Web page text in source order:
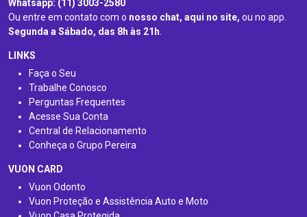
Whatsapp: (11) 3003-2580
Ou entre em contato com o nosso chat, aqui no site, ou no app.
Segunda a Sábado, das 8h às 21h.
LINKS
Faça o Seu
Trabalhe Conosco
Perguntas Frequentes
Acesse Sua Conta
Central de Relacionamento
Conheça o Grupo Pereira
VUON CARD
Vuon Odonto
Vuon Proteção e Assistência Auto e Moto